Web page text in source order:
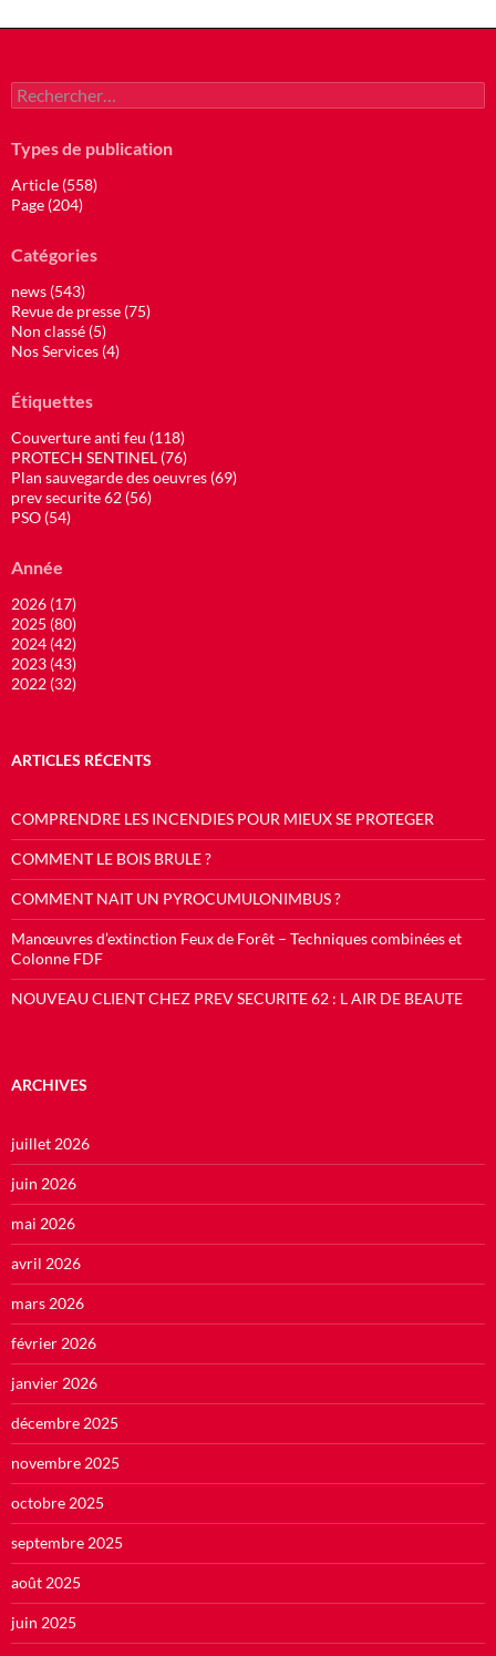
Rechercher :
Types de publication
Article (558)
Page (204)
Catégories
news (543)
Revue de presse (75)
Non classé (5)
Nos Services (4)
Étiquettes
Couverture anti feu (118)
PROTECH SENTINEL (76)
Plan sauvegarde des oeuvres (69)
prev securite 62 (56)
PSO (54)
Année
2026 (17)
2025 (80)
2024 (42)
2023 (43)
2022 (32)
ARTICLES RÉCENTS
COMPRENDRE LES INCENDIES POUR MIEUX SE PROTEGER
COMMENT LE BOIS BRULE ?
COMMENT NAIT UN PYROCUMULONIMBUS ?
Manœuvres d’extinction Feux de Forêt – Techniques combinées et
Colonne FDF
NOUVEAU CLIENT CHEZ PREV SECURITE 62 : L AIR DE BEAUTE
ARCHIVES
juillet 2026
juin 2026
mai 2026
avril 2026
mars 2026
février 2026
janvier 2026
décembre 2025
novembre 2025
octobre 2025
septembre 2025
août 2025
juin 2025